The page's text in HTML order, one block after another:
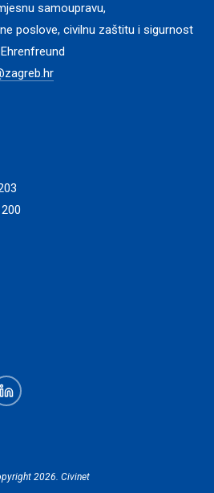
samoupravu,
poslove, civilnu zaštitu i sigurnost
2026. Civinet